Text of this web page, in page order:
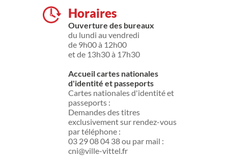
Horaires
Ouverture des bureaux
du lundi au vendredi
de 9h00 à 12h00
et de 13h30 à 17h30
Accueil cartes nationales
d'identité et passeports
Cartes nationales d'identité et
passeports :
Demandes des titres
exclusivement sur rendez-vous
par téléphone :
03 29 08 04 38 ou par mail :
cni@ville-vittel.fr